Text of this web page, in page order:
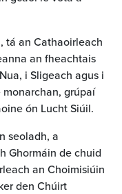
tá an Cathaoirleach
an fheachtais
i Sligeach agus i
grúpaí
ón Lucht Siúil.
seoladh, a
Ghormáin de chuid
an Choimisiúin
den Chúirt